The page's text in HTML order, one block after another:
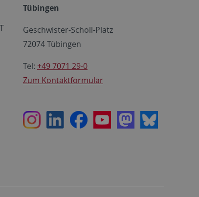
Tübingen
Geschwister-Scholl-Platz
72074 Tübingen
Tel: +49 7071 29-0
Zum Kontaktformular
InstagramLinkedInFacebookYoutubeMastodon
Bluesky